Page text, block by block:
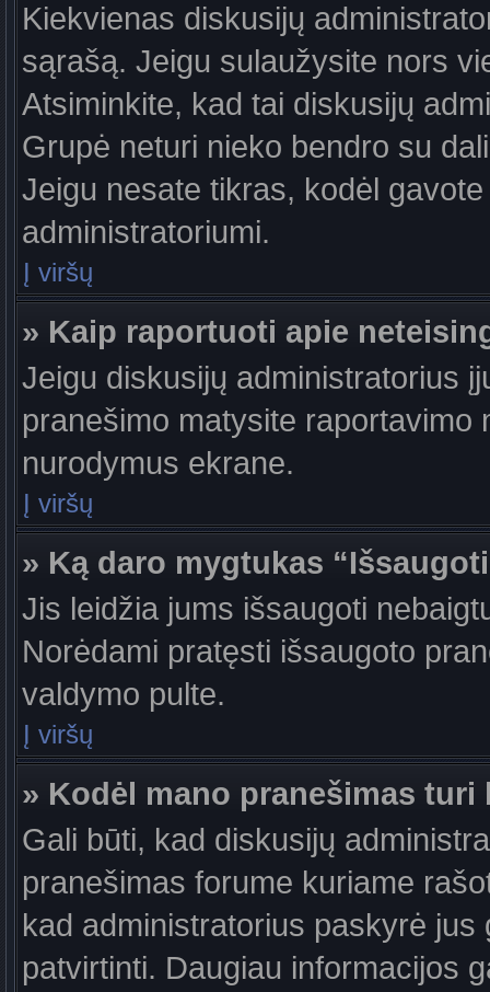
Kiekvienas diskusijų
sąrašą. Jeigu sulaužysite nors
Atsiminkite, kad tai diskusijų
Grupė neturi nieko bendro su
Jeigu nesate tikras, kodėl
administratoriumi.
Į viršų
» Kaip raportuoti apie
Jeigu diskusijų administratorius
pranešimo matysite
nurodymus ekrane.
Į viršų
» Ką daro mygtukas
Jis leidžia jums išsaugoti
Norėdami pratęsti išsaugoto
valdymo pulte.
Į viršų
» Kodėl mano pranešimas
Gali būti, kad diskusijų
pranešimas forume kuriame
kad administratorius paskyrė
patvirtinti. Daugiau informacijos